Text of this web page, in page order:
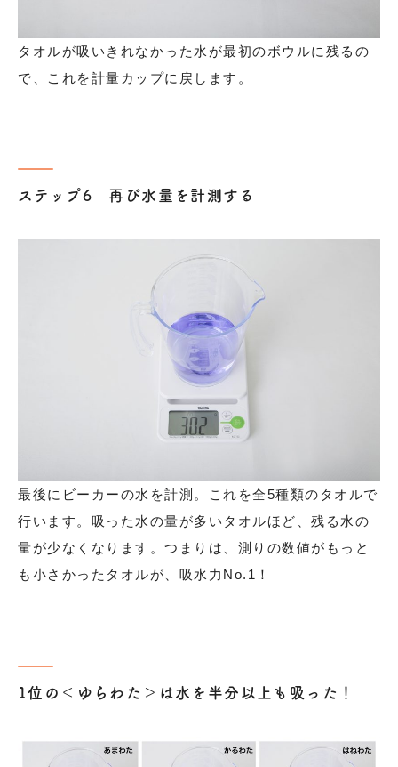
タオルが吸いきれなかった水が最初のボウルに残るの
で、これを計量カップに戻します。
ステップ6 再び水量を計測する
最後にビーカーの水を計測。これを全5種類のタオルで
行います。吸った水の量が多いタオルほど、残る水の
量が少なくなります。つまりは、測りの数値がもっと
も小さかったタオルが、吸水力No.1！
1位の＜ゆらわた＞は水を半分以上も吸った！